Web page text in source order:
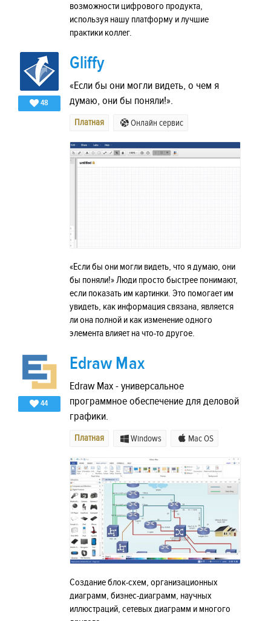
возможности цифрового продукта,
используя нашу платформу и лучшие
практики коллег.
48
Gliffy
«Если бы они могли видеть, о чем я
думаю, они бы поняли!».
Платная Онлайн сервис
«Если бы они могли видеть, что я думаю, они
бы поняли!» Люди просто быстрее понимают,
если показать им картинки. Это помогает им
увидеть, как информация связана, является
ли она полной и как изменение одного
элемента влияет на что-то другое.
44
Edraw Max
Edraw Max - универсальное
программное обеспечение для деловой
графики.
Платная Windows Mac OS
Создание блок-схем, организационных
диаграмм, бизнес-диаграмм, научных
иллюстраций, сетевых диаграмм и многого